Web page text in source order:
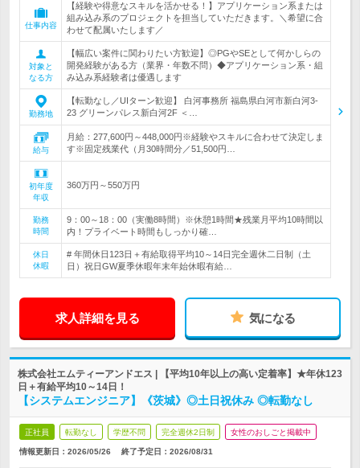
仕事内容
【経験や得意なスキルを活かせる！】アプリケーション系または
組み込み系のプロジェクトを担当していただきます。＼希望に合
わせて配属いたします／
対象と
なる方
【幅広い案件に関わりたい方歓迎】◎PGやSEとして何かしらの
開発経験がある方（業界・年数不問）◆アプリケーション系・組
み込み系経験者は優遇します
勤務地
【転勤なし／UIターン歓迎】 白河事務所 福島県白河市新白河3-
23 グリーンパレス新白河2F ＜…
給与
月給：277,600円～448,000円※経験やスキルに合わせて決定しま
す※固定残業代（月30時間分／51,500円…
初年度
年収
360万円～550万円
勤務
時間
9：00～18：00（実働8時間）※休憩1時間★残業月平均10時間以
内！プライベート時間もしっかり確…
休日
休暇
# 年間休日123日＋有給取得平均10～14日完全週休二日制（土
日）祝日GW夏季休暇年末年始休暇有給…
求人詳細を見る 気になる
株式会社エムティーアンドエス | 【平均10年以上の高い定着率】★年休123
日＋有給平均10～14日！
【システムエンジニア】《茨城》◎土日祝休み ◎転勤なし
正社員 転勤なし 学歴不問 完全週休2日制 女性のおしごと掲載中
情報更新日：2026/05/26 終了予定日： 2026/08/31